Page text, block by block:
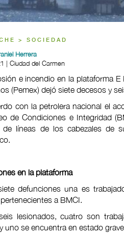
> SOCIEDAD
Herrera
| Ciudad del Carmen
e incendio en la plataforma
(Pemex) dejó siete decesos y
con la petrolera nacional el
de Condiciones e Integridad
de líneas de los cabezales de
en la plataforma
defunciones una es
a BMCI.
lesionados, cuatro son
uno se encuentra en estado